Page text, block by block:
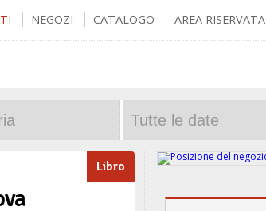
NEGOZI CATALOGO AREA RISERVATA
Libro